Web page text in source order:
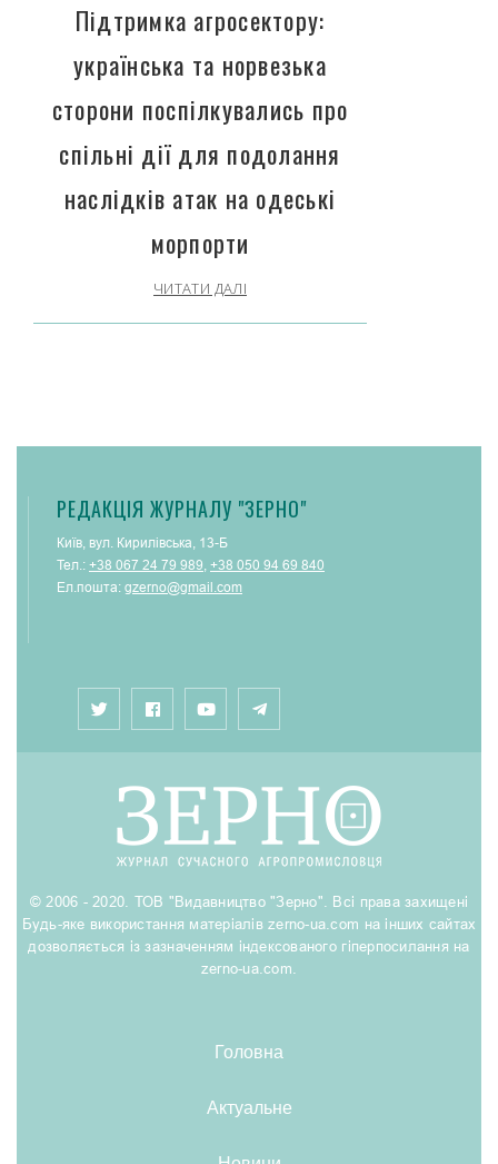
Підтримка агросектору:
українська та норвезька
сторони поспілкувались про
спільні дії для подолання
наслідків атак на одеські
морпорти
ЧИТАТИ ДАЛІ
РЕДАКЦІЯ ЖУРНАЛУ "ЗЕРНО"
Київ, вул. Кирилівська, 13-Б
Тел.: +38 067 24 79 989 +38 050 94 69 840
Ел.пошта: gzerno@gmail.com
© 2006 - 2020. ТОВ "Видавництво "Зерно". Всі права захищені
Будь-яке використання матеріалів zerno-ua.com на інших сайтах
дозволяється із зазначенням індексованого гіперпосилання на
zerno-ua.com.
Головна
Актуальне